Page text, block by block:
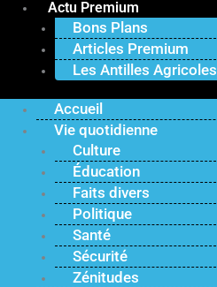
Actu Premium
Bons Plans
Articles Premium
Les Antilles Agricoles
Accueil
Vie quotidienne
Culture
Éducation
Faits divers
Politique
Santé
Sécurité
Zénitudes